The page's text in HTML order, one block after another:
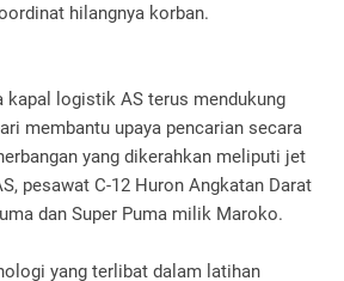
hilangnya korban.
kapal logistik AS terus mendukung
membantu upaya pencarian secara
yang dikerahkan meliputi jet
pesawat C-12 Huron Angkatan Darat
dan Super Puma milik Maroko.
yang terlibat dalam latihan